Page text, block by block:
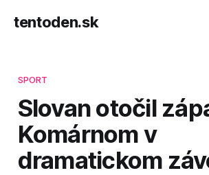
tentoden.sk
SPORT
Slovan otočil
Komárnom v
dramatickom